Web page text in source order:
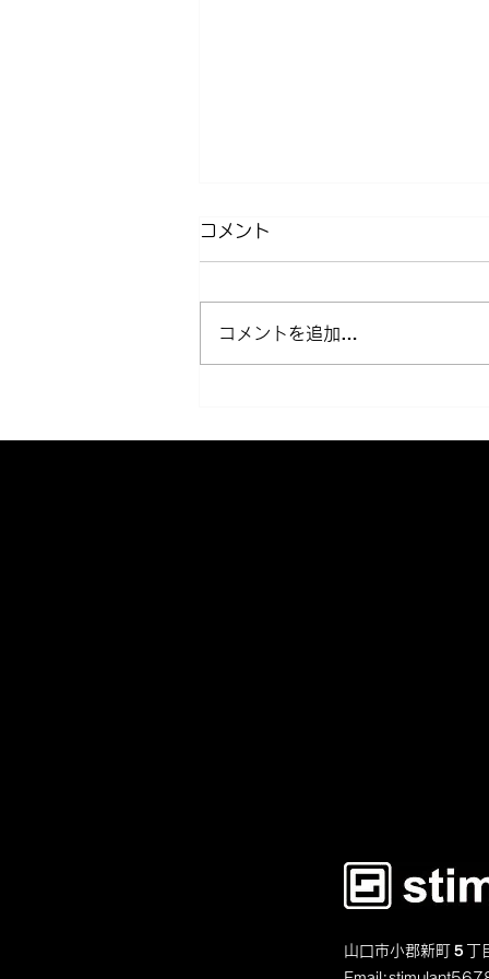
近所クルージング
コメント
コメントを追加…
山口市小郡新町５丁